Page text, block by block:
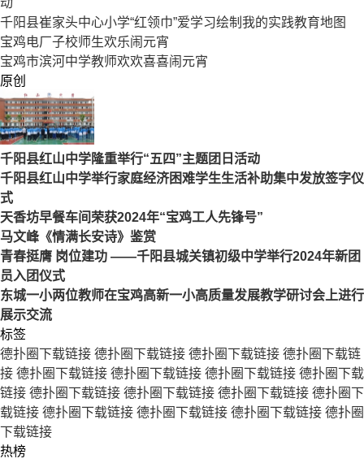
动
千阳县崔家头中心小学“红领巾”爱学习绘制我的实践教育地图
宝鸡电厂子校师生欢乐闹元宵
宝鸡市滨河中学教师欢欢喜喜闹元宵
原创
千阳县红山中学隆重举行“五四”主题团日活动
千阳县红山中学举行家庭经济困难学生生活补助集中发放签字仪
式
天香坊早餐车间荣获2024年“宝鸡工人先锋号”
马文峰《情满长安诗》鉴赏
青春挺膺 岗位建功 ——千阳县城关镇初级中学举行2024年新团
员入团仪式
东城一小两位教师在宝鸡高新一小高质量发展教学研讨会上进行
展示交流
标签
德扑圈下载链接 德扑圈下载链接 德扑圈下载链接 德扑圈下载链
接 德扑圈下载链接 德扑圈下载链接 德扑圈下载链接 德扑圈下载
链接 德扑圈下载链接 德扑圈下载链接 德扑圈下载链接 德扑圈下
载链接 德扑圈下载链接 德扑圈下载链接 德扑圈下载链接 德扑圈
下载链接
热榜